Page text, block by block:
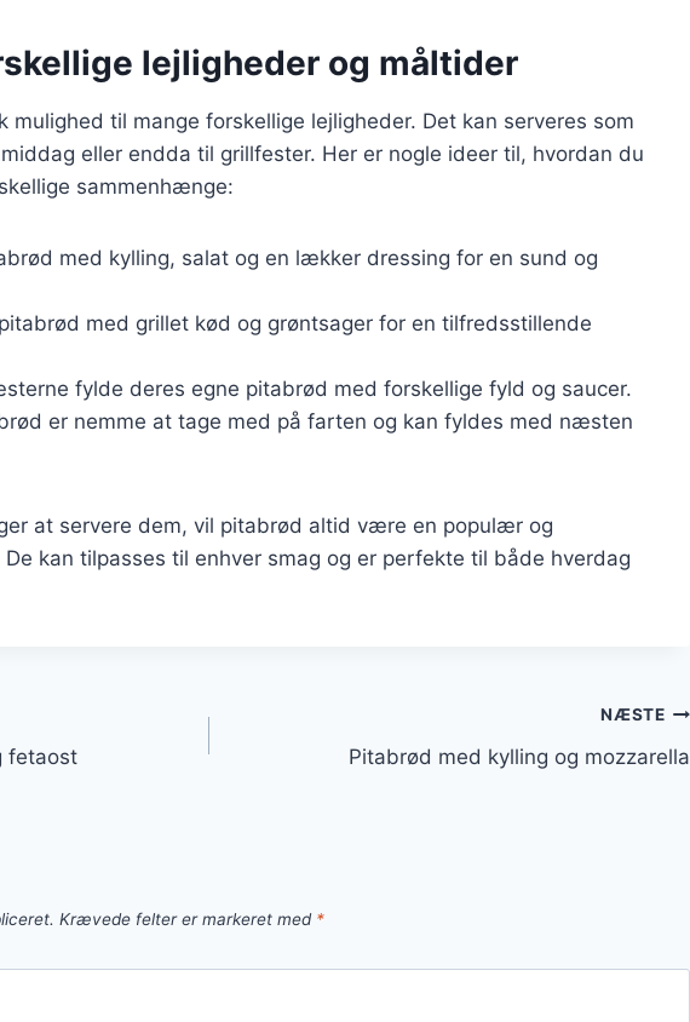
lejligheder og måltider
mulighed til mange forskellige lejligheder. Det kan serveres som
eller endda til grillfester. Her er nogle ideer til, hvordan du
sammenhænge:
med kylling, salat og en lækker dressing for en sund og
med grillet kød og grøntsager for en tilfredsstillende
fylde deres egne pitabrød med forskellige fyld og saucer.
er nemme at tage med på farten og kan fyldes med næsten
at servere dem, vil pitabrød altid være en populær og
kan tilpasses til enhver smag og er perfekte til både hverdag
fetaost
NÆSTE
Pitabrød med kylling og mozzarella
Krævede felter er markeret med *